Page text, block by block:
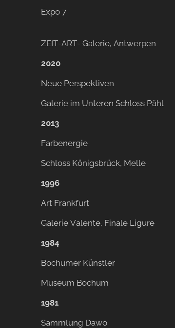
Expo 7
ZEIT-ART- Galerie, Antwerpen
2020
Neue Perspektiven
Galerie im Unteren Schloss Pähl
2013
Farbenergie
Schloss Königsbrück, Melle
1996
Art Frankfurt
Galerie Valente, Finale Ligure
1984
Bochumer Künstler
Museum Bochum
1981
Sammlung Dawo